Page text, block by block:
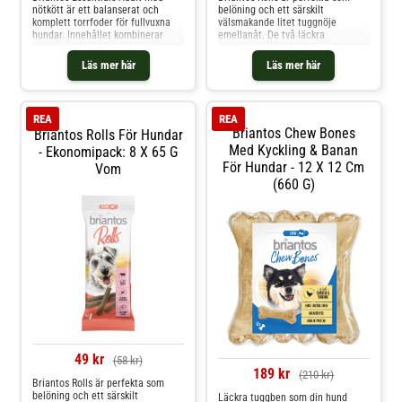
Läs mer här
nötkött är ett balanserat och
komplett torrfoder för fullvuxna
hundar. Innehållet kombinerar
noggrant utvalda ingredienser
med alla viktiga vitaminer och
mineraler som hundar dagligen
behöver för att bibehålla sin
Essentials Adult passar perfekt för
daglig utfodring och imponerar
med ett mycket attraktivt pris-
prestandaförhållande. Briantos
Essentials Adult med nötkött i
överblick: 100 % komplett och
värdefulla oljor och fetter,
inklusive laxolja Med viktiga
vitaminer och mineraler
Läs mer här
belöning och ett särskilt
välsmakande litet tuggnöje
emellanåt. De två läckra
smakerna - med kyckling eller med
vom - ger variation. Briantos Rolls
i överblick: Kort tuggnöje för
emellanåt Välsmakande belöning
cm; diameter 2 cm I en praktisk
foliepåse om 4 x 65 g
Briantos Rolls För Hundar
- Ekonomipack: 8 X 65 G
Vom
REA
49 kr (58 kr)
Briantos Rolls är perfekta som
belöning och ett särskilt
Briantos Chew Bones
Med Kyckling & Banan
För Hundar - 12 X 12 Cm
(660 G)
REA
189 kr (210 kr)
Läckra tuggben som din hund